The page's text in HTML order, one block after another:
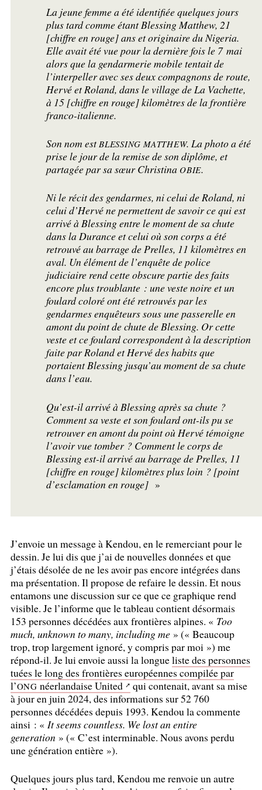
La jeune femme a été identifiée quelques jours
plus tard comme étant Blessing Matthew, 21
[chiffre en rouge] ans et originaire du Nigeria.
Elle avait été vue pour la dernière fois le 7 mai
alors que la gendarmerie mobile tentait de
l’interpeller avec ses deux compagnons de route,
Hervé et Roland, dans le village de La Vachette,
à 15 [chiffre en rouge] kilomètres de la frontière
franco-italienne.
Son nom estBLESSING MATTHEW. La photo a été
prise le jour de la remise de son diplôme, et
partagée par sa sœur Christina OBIE.
Ni le récit des gendarmes, ni celui de Roland, ni
celui d’Hervé ne permettent de savoir ce qui est
arrivé à Blessing entre le moment de sa chute
dans la Durance et celui où son corps a été
retrouvé au barrage de Prelles, 11 kilomètres en
aval. Un élément de l’enquête de police
judiciaire rend cette obscure partie des faits
encore plus troublante : une veste noire et un
foulard coloré ont été retrouvés par les
gendarmes enquêteurs sous une passerelle en
amont du point de chute de Blessing. Or cette
veste et ce foulard correspondent à la description
faite par Roland et Hervé des habits que
portaient Blessing jusqu’au moment de sa chute
dans l’eau.
Qu’est-il arrivé à Blessing après sa chute ?
Comment sa veste et son foulard ont-ils pu se
retrouver en amont du point où Hervé témoigne
l’avoir vue tomber ? Comment le corps de
Blessing est-il arrivé au barrage de Prelles, 11
[chiffre en rouge] kilomètres plus loin ? [point
d’esclamation en rouge] »
J’envoie un message à Kendou, en le remerciant pour le
dessin. Je lui dis que j’ai de nouvelles données et que
j’étais désolée de ne les avoir pas encore intégrées dans
ma présentation. Il propose de refaire le dessin. Et nous
entamons une discussion sur ce que ce graphique rend
visible. Je l’informe que le tableau contient désormais
153 personnes décédées aux frontières alpines. « Too
much, unknown to many, including me » (« Beaucoup
trop, trop largement ignoré, y compris par moi ») me
répond-il. Je lui envoie aussi la longueliste des personnes
tuées le long des frontières européennes compilée par
l’ONG néerlandaise United
qui contenait, avant sa mise
à jour en juin 2024, des informations sur 52 760
personnes décédées depuis 1993. Kendou la commente
ainsi : « It seems countless. We lost an entire
generation » (« C’est interminable. Nous avons perdu
une génération entière »).
Quelques jours plus tard, Kendou me renvoie un autre